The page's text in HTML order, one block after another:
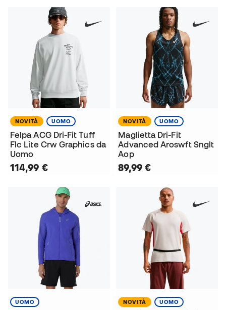
NOVITÀ UOMO
Felpa ACG Dri-Fit Tuff
Flc Lite Crw Graphics da
Uomo
114,99 €
NOVITÀ UOMO
Maglietta Dri-Fit
Advanced Aroswft Snglt
Aop
89,99 €
UOMO NOVITÀ UOMO